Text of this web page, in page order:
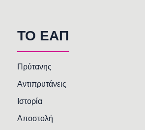
TO EAΠ
Πρύτανης
Αντιπρυτάνεις
Ιστορία
Αποστολή